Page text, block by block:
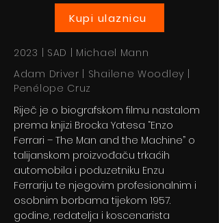
Kupi ulaznicu
2023 | SAD | Michael Mann
Adam Driver | Shailene Woodley |
Penélope Cruz
Riječ je o biografskom filmu nastalom
prema knjizi Brocka Yatesa “Enzo
Ferrari – The Man and the Machine” o
talijanskom proizvođaču trkaćih
automobila i poduzetniku Enzu
Ferrariju te njegovim profesionalnim i
osobnim borbama tijekom 1957.
godine, redatelja i koscenarista